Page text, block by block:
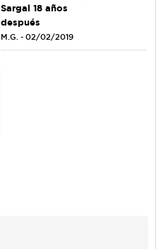
Sargal 18 años
después
M.G. - 02/02/2019